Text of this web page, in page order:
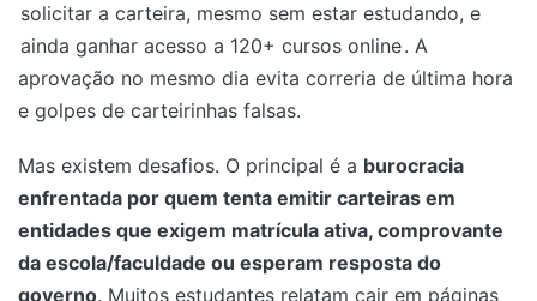
solicitar a carteira, mesmo sem estar estudando, e
ainda ganhar acesso a 120+ cursos online. A
aprovação no mesmo dia evita correria de última hora
e golpes de carteirinhas falsas.
Mas existem desafios. O principal é a burocracia
enfrentada por quem tenta emitir carteiras em
entidades que exigem matrícula ativa, comprovante
da escola/faculdade ou esperam resposta do
governo. Muitos estudantes relatam cair em páginas